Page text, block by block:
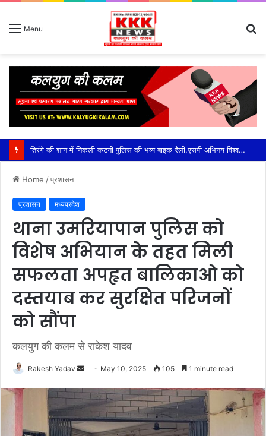
Menu
तिरंगे की शान में निकली कटनी पुलिस की भव्य बाइक रैली,एसपी अभिनय विश्वकर्मा ने खुद संभाली कमान, पुलिस जवानों और स्कूली बच्चों ने लगाए देशभक्ति के जयकारे
Home /प्रशासन
प्रशासन मध्यप्रदेश
थाना उमरियापान पुलिस को
विशेष अभियान के तहत मिली
सफलता अपहृत बालिकाओ को
दस्तयाब कर सुरक्षित परिजनों
को सौंपा
कलयुग की कलम से राकेश यादव
Rakesh Yadav
n
a
May 10, 2025 105 1 minute read